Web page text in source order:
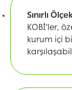
Sınırlı
KOBİ'ler,
kurum içi